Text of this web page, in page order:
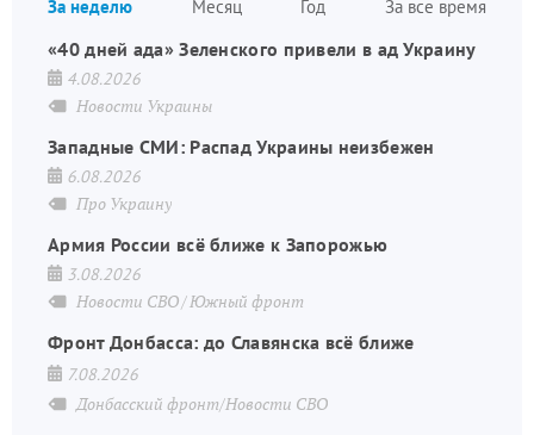
За неделю Месяц Год За все время
«40 дней ада» Зеленского привели в ад Украину
4.08.2026
Новости Украины
Западные СМИ: Распад Украины неизбежен
6.08.2026
Про Украину
Армия России всё ближе к Запорожью
3.08.2026
Новости СВО Южный фронт
Фронт Донбасса: до Славянска всё ближе
7.08.2026
Донбасский фронт/Новости СВО